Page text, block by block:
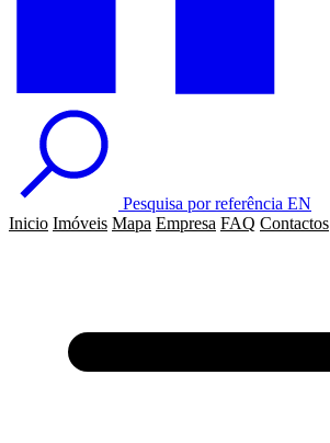
Pesquisa por referência EN
Inicio Imóveis Mapa Empresa FAQ Contactos